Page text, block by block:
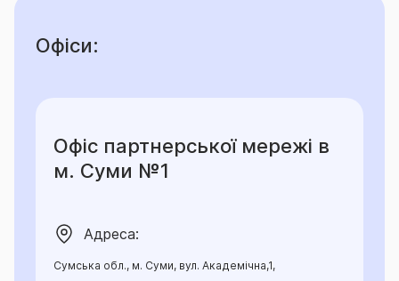
Офіси:
Офіс партнерської мережі в
м. Суми №1
Адреса:
Сумська обл., м. Суми, вул. Академічна,1,